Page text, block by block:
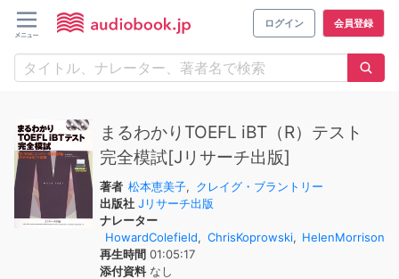
ログイン 会員登録
まるわかりTOEFL iBT（R）テスト
完全模試[Jリサーチ出版]
著者 松本恵美子, クレイグ・ブラントリー
出版社 Jリサーチ出版
ナレーター
HowardColefield, ChrisKoprowski, HelenMorrison
再生時間01:05:17
添付資料なし